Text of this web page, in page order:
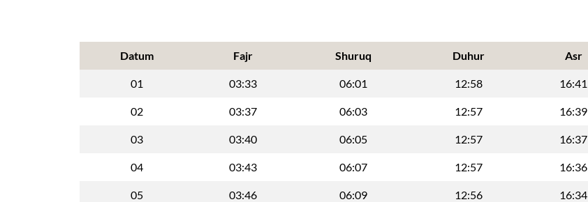
Datum Fajr Shuruq Duhur Asr
01 03:33 06:01 12:58 16:41
02 03:37 06:03 12:57 16:39
03 03:40 06:05 12:57 16:37
04 03:43 06:07 12:57 16:36
05 03:46 06:09 12:56 16:34